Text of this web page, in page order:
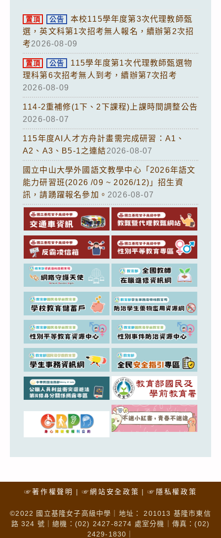
置頂 公告
本校115學年度第3次代理教師甄
選，英文科第1次招考無人報名，續辦第2次招
考2026-08-09
置頂 公告
115學年度第1次代理教師甄選物
理科第6次招考無人到考，續辦第7次招考
2026-08-09
114-2重補修(1下、2下課程)上課時間調整公告
2026-08-07
115年度AI人才方舟計畫需完成研習：A1、
A2、A3、B5-1之連結2026-08-07
國立中山大學外國語文教學中心「2026年語文
能力研習班(2026 /09 ~ 2026/12)」招生資
訊，請踴躍報名參加。 2026-08-07
☞著作權聲明 ☞網站安全政策 ☞隱私權政策
©2022 國立基隆女子高級中學｜地址： 201013 基隆市東信
路 324 號｜總機：(02) 2427-8274 處室分機｜傳真：(02)
2429-1830｜